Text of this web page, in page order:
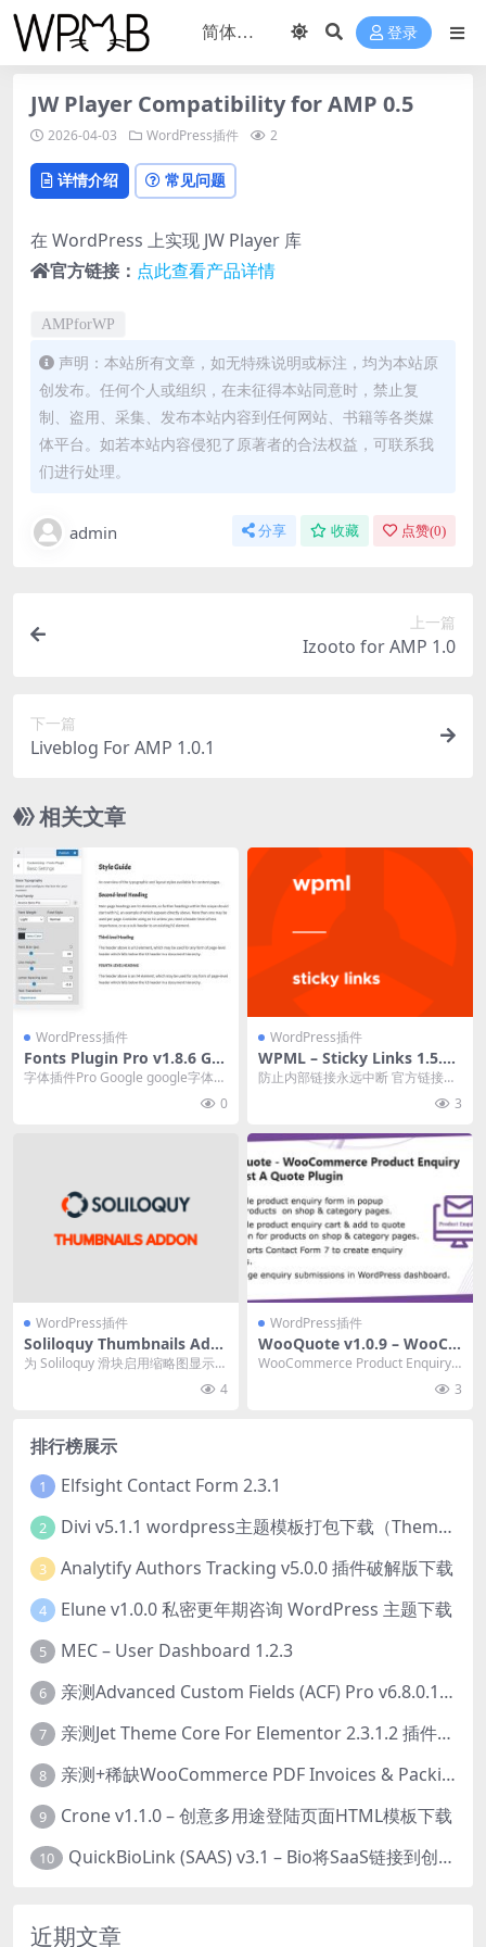
登录
JW Player Compatibility for AMP 0.5
2026-04-03 WordPress插件 2
详情介绍 常见问题
在 WordPress 上实现 JW Player 库
官方链接： 点此查看产品详情
AMPforWP
声明：本站所有文章，如无特殊说明或标注，均为本站原
创发布。任何个人或组织，在未征得本站同意时，禁止复
制、盗用、采集、发布本站内容到任何网站、书籍等各类媒
体平台。如若本站内容侵犯了原著者的合法权益，可联系我
们进行处理。
admin 分享 收藏 点赞(0)
上一篇
Izooto for AMP 1.0
下一篇
Liveblog For AMP 1.0.1
相关文章
WordPress插件
Fonts Plugin Pro v1.8.6 Go
ogle字体 WordPress插件下
字体插件Pro Google google字体用
0
WordPress插件
WPML – Sticky Links 1.5.5
wordpress插件下载
防止内部链接永远中断 官方链接：
3
WordPress插件
Soliloquy Thumbnails Add
on 2.3.6 拓展插件下载
为 Soliloquy 滑块启用缩略图显示。
4
WordPress插件
WooQuote v1.0.9 – WooCo
mmerce产品查询和请求报价
WooCommerce Product Enquiry –
3
排行榜展示
1 Elfsight Contact Form 2.3.1
2 Divi v5.1.1 wordpress主题模板打包下载（Theme + Builder+ Extra Theme + Templates + Layouts + PSD）
3 Analytify Authors Tracking v5.0.0 插件破解版下载
4 Elune v1.0.0 私密更年期咨询 WordPress 主题下载
5 MEC – User Dashboard 1.2.3
6 亲测Advanced Custom Fields (ACF) Pro v6.8.0.1 + Advanced Custom Fields: Extended PRO v0.9.2.3 | 网站开发自定义字段插件下载
7 亲测Jet Theme Core For Elementor 2.3.1.2 插件下载
8 亲测+稀缺WooCommerce PDF Invoices & Packing Slips Professional v2.20.0 + Templates v2.25.1 [by WpOverNight] WooCommerce PDF 发票和装箱单插件下载
9 Crone v1.1.0 – 创意多用途登陆页面HTML模板下载
10 QuickBioLink (SAAS) v3.1 – Bio将SaaS链接到创作者，有影响力者和企业的SaaS PHP源码下载
近期文章